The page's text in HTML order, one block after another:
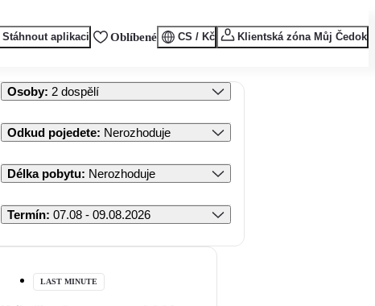
Stáhnout aplikaci Oblíbené CS / Kč Klientská zóna Můj Čedok
Osoby: 2 dospělí
Odkud pojedete: Nerozhoduje
Délka pobytu: Nerozhoduje
Termín: 07.08 - 09.08.2026
LAST MINUTE